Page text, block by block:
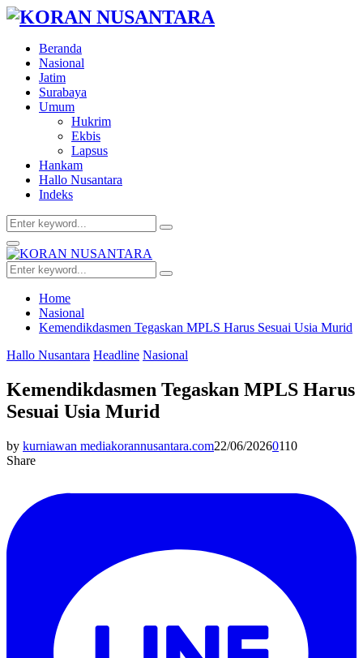
Beranda
Nasional
Jatim
Surabaya
Umum
Hukrim
Ekbis
Lapsus
Hankam
Hallo Nusantara
Indeks
Search
for:
Search
Facebook
Twitter
Youtube
Primary
Menu
Search
for:
Search
Home
Nasional
Kemendikdasmen Tegaskan MPLS Harus Sesuai Usia Murid
Hallo Nusantara Headline Nasional
Kemendikdasmen Tegaskan MPLS Harus
Sesuai Usia Murid
by kurniawan mediakorannusantara.com22/06/20260110
Share